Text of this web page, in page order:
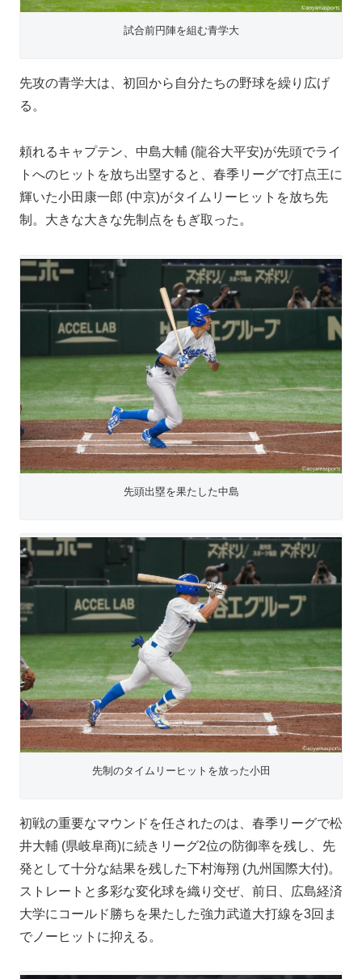
試合前円陣を組む青学大
先攻の青学大は、初回から自分たちの野球を繰り広げ
る。
頼れるキャプテン、中島大輔 (龍谷大平安)が先頭でライ
トへのヒットを放ち出塁すると、春季リーグで打点王に
輝いた小田康一郎 (中京)がタイムリーヒットを放ち先
制。大きな大きな先制点をもぎ取った。
先頭出塁を果たした中島
先制のタイムリーヒットを放った小田
初戦の重要なマウンドを任されたのは、春季リーグで松
井大輔 (県岐阜商)に続きリーグ2位の防御率を残し、先
発として十分な結果を残した下村海翔 (九州国際大付)。
ストレートと多彩な変化球を織り交ぜ、前日、広島経済
大学にコールド勝ちを果たした強力武道大打線を3回ま
でノーヒットに抑える。